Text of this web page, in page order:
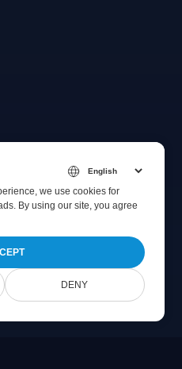
we use cookies for
By using our site, you agree
DENY